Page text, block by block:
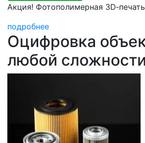
Акция! Фотополимерная
подробнее
Оцифровка
любой сложности